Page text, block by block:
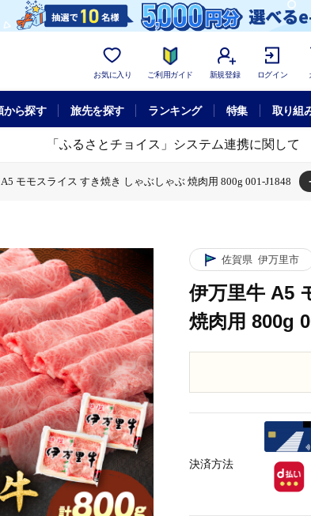
お気に入り ご利用ガイド 新規登録 ログイン
から探す 旅先を探す ランキング 特集 取り組
「ふるさとチョイス」システム連携に関して
モモスライス すき焼き しゃぶしゃぶ 焼肉用 800g 001-J1848
スライス すき焼き しゃぶしゃぶ 焼肉用 800g 001-J1848
佐賀県 伊万里市
伊万里牛 A5
焼肉用 800g
決済方法